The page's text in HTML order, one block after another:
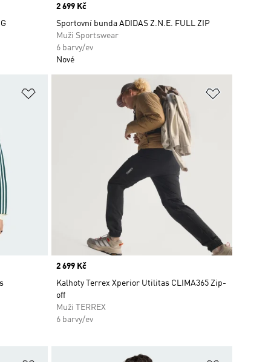
Price
2 699 Kč
Sportovní bunda ADIDAS Z.N.E. FULL ZIP
Muži Sportswear
6 barvy/ev
Nové
Přidat do seznamu přání
Price
2 699 Kč
Kalhoty Terrex Xperior Utilitas CLIMA365 Zip-
off
Muži TERREX
6 barvy/ev